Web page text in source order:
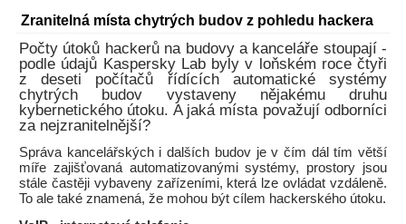
Zranitelná místa chytrých budov z pohledu hackera
Počty útoků hackerů na budovy a kanceláře stoupají -
podle údajů Kaspersky Lab byly v loňském roce čtyři
z deseti počítačů řídících automatické systémy
chytrých budov vystaveny nějakému druhu
kybernetického útoku. A jaká místa považují odborníci
za nejzranitelnější?
Správa kancelářských i dalších budov je v čím dál tím větší
míře zajišťovaná automatizovanými systémy, prostory jsou
stále častěji vybaveny zařízeními, která lze ovládat vzdáleně.
To ale také znamená, že mohou být cílem hackerského útoku.